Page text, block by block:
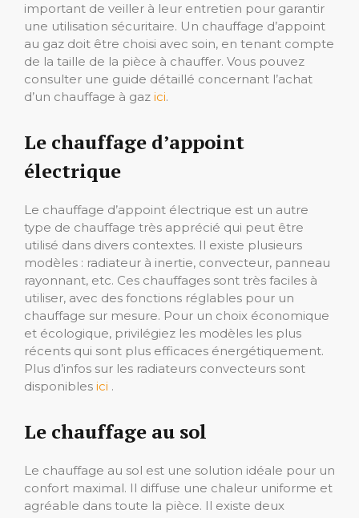
important de veiller à leur entretien pour garantir
une utilisation sécuritaire. Un chauffage d’appoint
au gaz doit être choisi avec soin, en tenant compte
de la taille de la pièce à chauffer. Vous pouvez
consulter une guide détaillé concernant l’achat
d’un chauffage à gaz ici.
Le chauffage d’appoint
électrique
Le chauffage d’appoint électrique est un autre
type de chauffage très apprécié qui peut être
utilisé dans divers contextes. Il existe plusieurs
modèles : radiateur à inertie, convecteur, panneau
rayonnant, etc. Ces chauffages sont très faciles à
utiliser, avec des fonctions réglables pour un
chauffage sur mesure. Pour un choix économique
et écologique, privilégiez les modèles les plus
récents qui sont plus efficaces énergétiquement.
Plus d’infos sur les radiateurs convecteurs sont
disponibles ici .
Le chauffage au sol
Le chauffage au sol est une solution idéale pour un
confort maximal. Il diffuse une chaleur uniforme et
agréable dans toute la pièce. Il existe deux